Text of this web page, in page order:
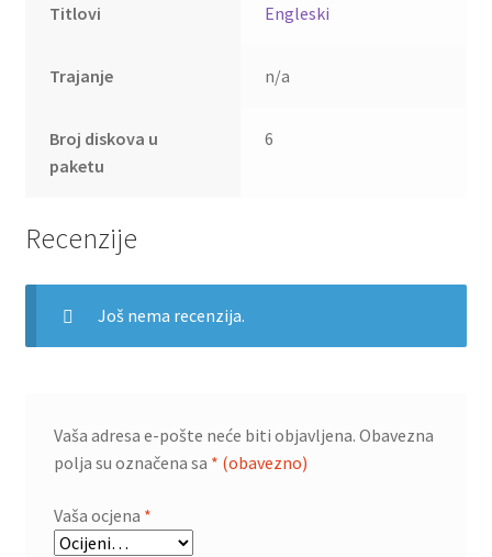
Titlovi Engleski
Trajanje n/a
Broj diskova u
paketu
6
Recenzije
Još nema recenzija.
Vaša adresa e-pošte neće biti objavljena. Obavezna
polja su označena sa * (obavezno)
Vaša ocjena *